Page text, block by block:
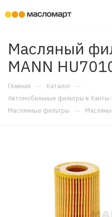
Масляный
MANN
Главная — Каталог —
Автомобильные фильтры в
Маслянные фильтры —